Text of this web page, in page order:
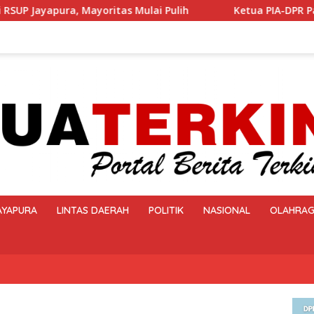
Ketua PIA-DPR Papua Salurkan Bantuan bagi
LINTAS DAERAH POLITIK NASIONAL